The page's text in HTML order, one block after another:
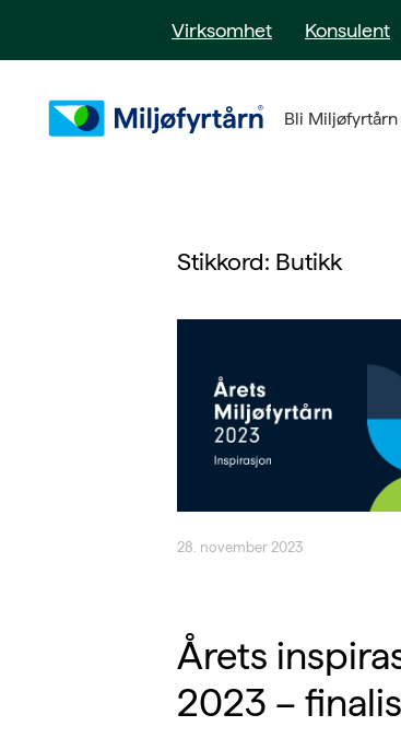
Virksomhet Konsulent
Bli Miljøfyrtårn
Stikkord: Butikk
28. november 2023
Årets
2023 –